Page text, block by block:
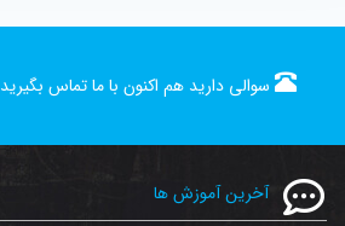
سوالی دارید هم اکنون با ما تماس بگیرید ...
آخرین آموزش ها